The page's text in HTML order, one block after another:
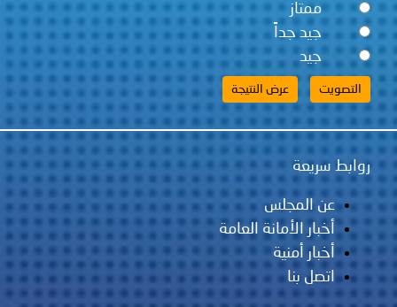
ممتاز
جيد جداً
جيد
سريعة
عن المجلس
أخبار الأمانة العامة
أخبار أمنية
اتصل بنا